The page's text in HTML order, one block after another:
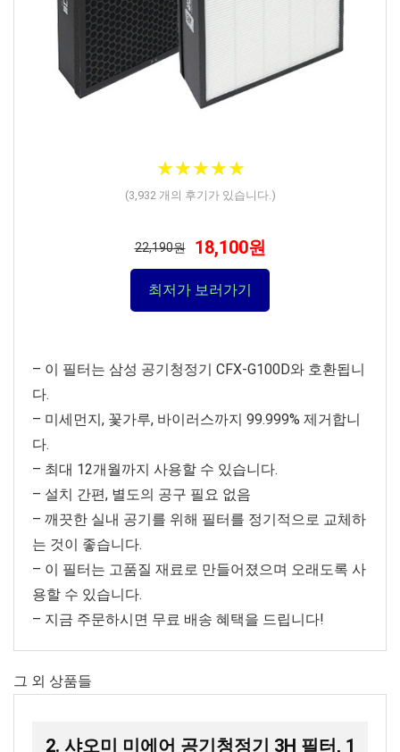
★★★★★
★★★★★
(3,932개의 후기가 있습니다.)
22,190원 18,100원
최저가 보러가기
– 이 필터는 삼성 공기청정기 CFX-G100D와 호환됩니
다.
– 미세먼지, 꽃가루, 바이러스까지 99.999% 제거합니
다.
– 최대 12개월까지 사용할 수 있습니다.
– 설치 간편, 별도의 공구 필요 없음
– 깨끗한 실내 공기를 위해 필터를 정기적으로 교체하
는 것이 좋습니다.
– 이 필터는 고품질 재료로 만들어졌으며 오래도록 사
용할 수 있습니다.
– 지금 주문하시면 무료 배송 혜택을 드립니다!
그 외 상품들
2. 샤오미 미에어 공기청정기 3H 필터, 1